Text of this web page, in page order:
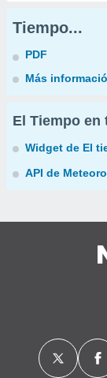
Tiempo...
PDF
Más
El Tiempo en
Widget de El
API de